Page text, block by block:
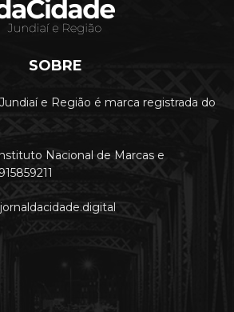
SOBRE
e Região é marca registrada do
Nacional de Marcas e